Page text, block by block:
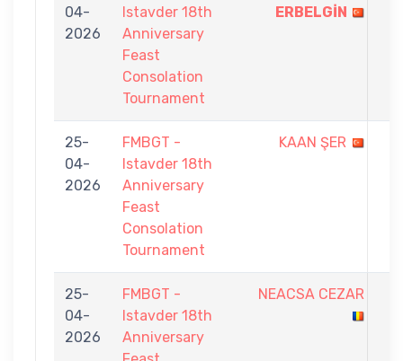
04-
2026
Istavder 18th
Anniversary
Feast
Consolation
Tournament
ERBELGİN
25-
04-
2026
FMBGT -
Istavder 18th
Anniversary
Feast
Consolation
Tournament
KAAN ŞER
25-
04-
2026
FMBGT -
Istavder 18th
Anniversary
NEACSA CEZAR